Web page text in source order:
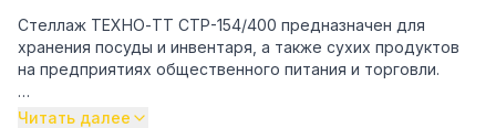
Стеллаж ТЕХНО-ТТ СТР-154/400 предназначен для
хранения посуды и инвентаря, а также сухих продуктов
на предприятиях общественного питания и торговли.
Особенности:
Читать далее